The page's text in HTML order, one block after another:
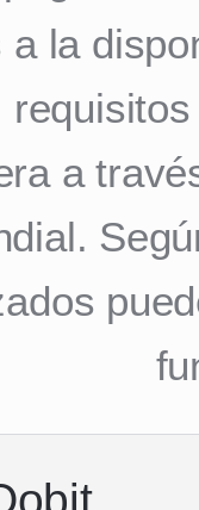
a la
a